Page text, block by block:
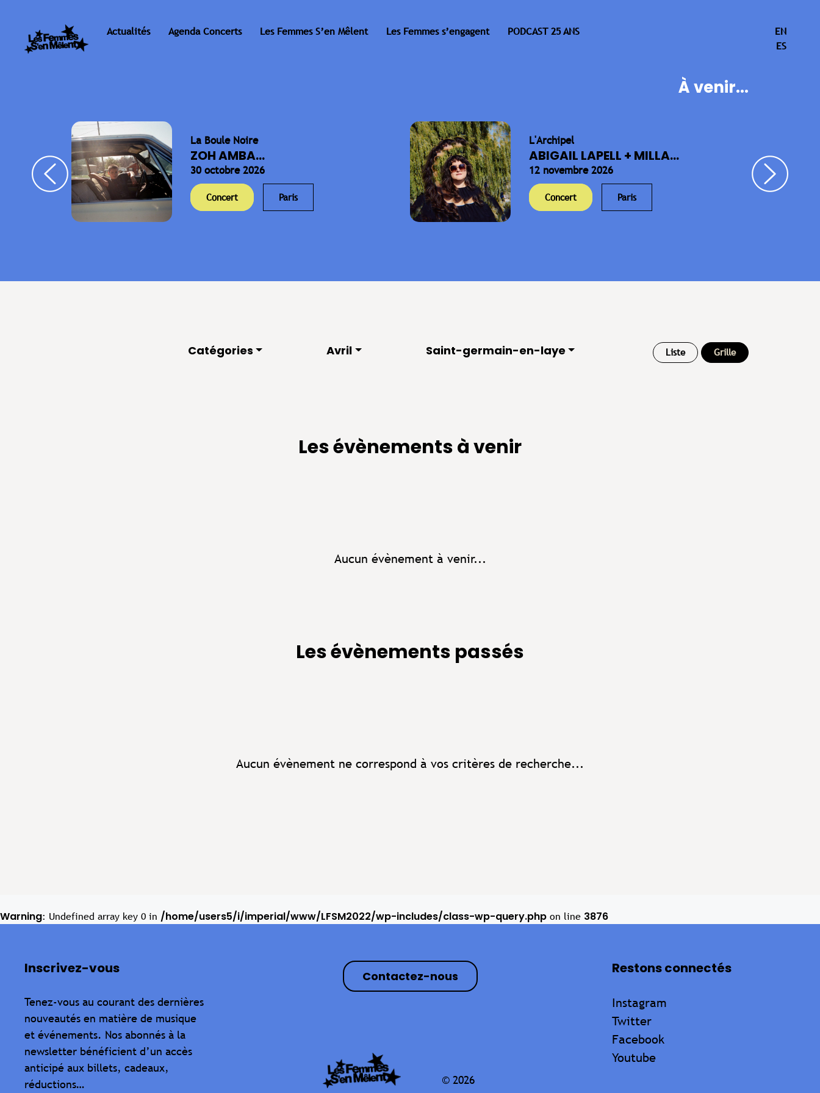
Actualités Agenda Concerts Les Femmes S’en Mêlent Les Femmes s’engagent PODCAST 25 ANS
EN
ES
À venir...
La Boule Noire
ZOH AMBA...
30 octobre 2026
Concert Paris
L'Archipel
ABIGAIL LAPELL + MILLA...
12 novembre 2026
Concert Paris
Catégories Avril Saint-germain-en-laye Liste Grille
Les évènements à venir
Aucun évènement à venir...
Les évènements passés
Aucun évènement ne correspond à vos critères de recherche...
Warning: Undefined array key 0 in /home/users5/i/imperial/www/LFSM2022/wp-includes/class-wp-query.php on line 3876
Inscrivez-vous
Tenez-vous au courant des dernières
nouveautés en matière de musique
et événements. Nos abonnés à la
newsletter bénéficient d’un accès
anticipé aux billets, cadeaux,
réductions…
Contactez-nous
© 2026
Restons connectés
Instagram
Twitter
Facebook
Youtube